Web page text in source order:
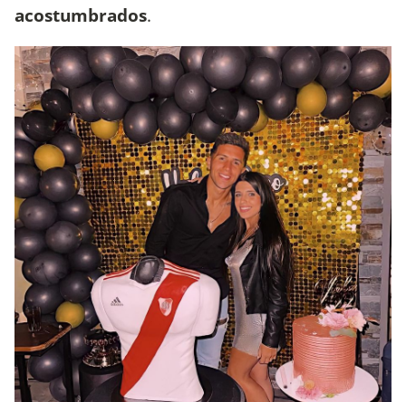
acostumbrados.